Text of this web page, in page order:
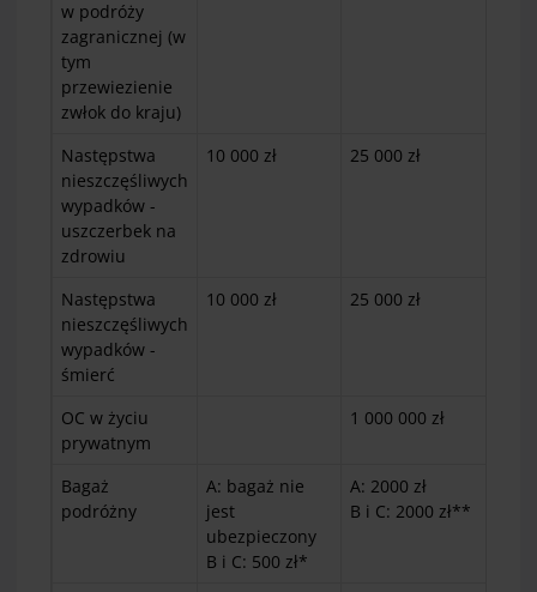
w podróży
zagranicznej (w
tym
przewiezienie
zwłok do kraju)
Następstwa
nieszczęśliwych
wypadków -
uszczerbek na
zdrowiu
10 000 zł 25 000 zł
Następstwa
nieszczęśliwych
wypadków -
śmierć
10 000 zł 25 000 zł
OC w życiu
prywatnym
1 000 000 zł
Bagaż
podróżny
A: bagaż nie
jest
ubezpieczony
B i C: 500 zł*
A: 2000 zł
B i C: 2000 zł**